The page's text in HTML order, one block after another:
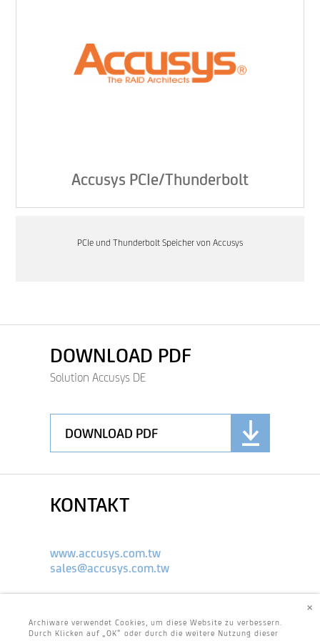
Accusys PCIe/Thunderbolt
PCIe und Thunderbolt Speicher von Accusys
DOWNLOAD PDF
Solution Accusys DE
DOWNLOAD PDF
KONTAKT
www.accusys.com.tw
sales@accusys.com.tw
Archiware verwendet Cookies, um diese Website zu verbessern.
Durch Klicken auf „OK“ oder durch die weitere Nutzung dieser
×